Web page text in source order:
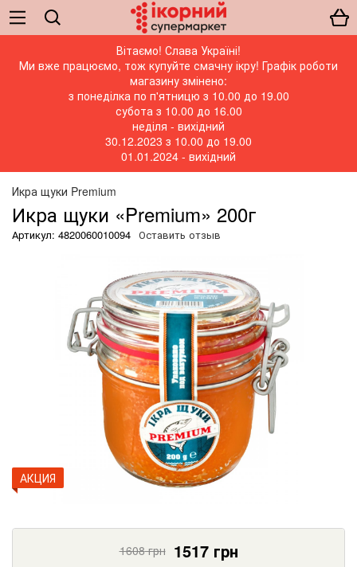
Вітаємо! Слава Україні!
Ми вже працюємо, тож купуйте смачну ікру! Графік роботи
магазину змінено:
з понеділка по п'ятницю з 10.00 до 19.00
субота з 10.00 до 16.00
неділя - вихідний
30.12.2023 з 10.00 до 19.00
01.01.2024 - вихідний
Икра щуки Premium
Икра щуки «Premium» 200г
Артикул: 4820060010094 Оставить отзыв
АКЦИЯ
1608грн 1517грн